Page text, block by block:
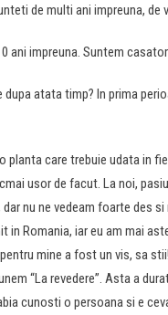
de multi ani impreuna, de
ani impreuna. Suntem
dupa atata timp? In prima
planta care trebuie udata in
usor de facut. La noi,
nu ne vedeam foarte des
in Romania, iar eu am mai
mine a fost un vis, sa
“La revedere”. Asta a
cunosti o persoana si e